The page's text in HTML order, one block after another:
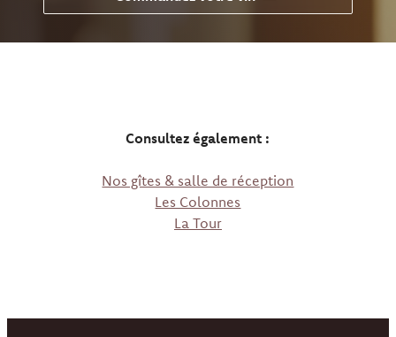
Consultez également :
Nos gîtes & salle de réception
Les Colonnes
La Tour